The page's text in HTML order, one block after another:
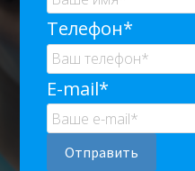
Телефон*
E-mail*